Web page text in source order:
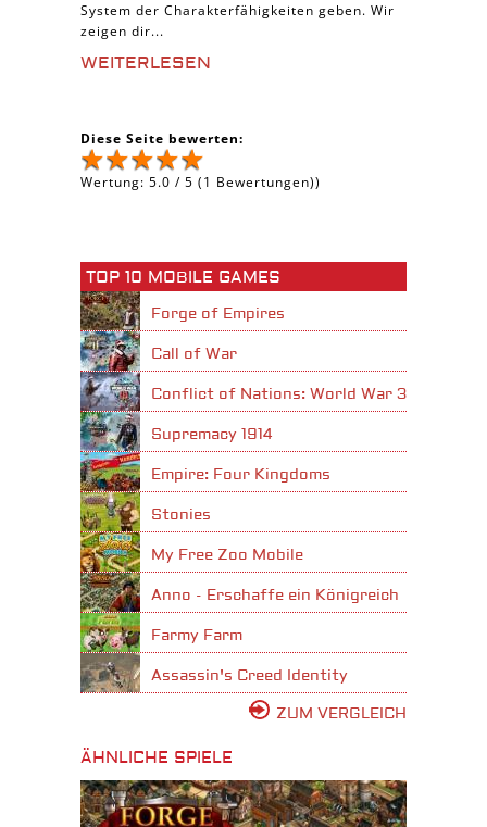
System der Charakterfähigkeiten geben. Wir
zeigen dir...
WEITERLESEN
Diese Seite bewerten:
Wertung: 5.0 / 5 (1 Bewertungen))
TOP 10 MOBILE GAMES
Forge of Empires
Call of War
Conflict of Nations: World War 3
Supremacy 1914
Empire: Four Kingdoms
Stonies
My Free Zoo Mobile
Anno - Erschaffe ein Königreich
Farmy Farm
Assassin's Creed Identity
ZUM VERGLEICH
ÄHNLICHE SPIELE